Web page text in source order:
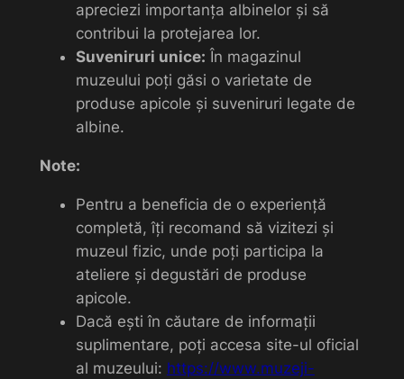
apreciezi importanța albinelor și să
contribui la protejarea lor.
Suveniruri unice: În magazinul
muzeului poți găsi o varietate de
produse apicole și suveniruri legate de
albine.
Note:
Pentru a beneficia de o experiență
completă, îți recomand să vizitezi și
muzeul fizic, unde poți participa la
ateliere și degustări de produse
apicole.
Dacă ești în căutare de informații
suplimentare, poți accesa site-ul oficial
al muzeului: https://www.muzeji-